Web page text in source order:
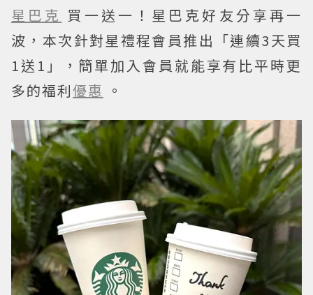
星巴克 買一送一！星巴克好友分享再一
波，本次針對星禮程會員推出「連續3天買
1送1」，簡單加入會員就能享有比平時更
多的福利優惠 。